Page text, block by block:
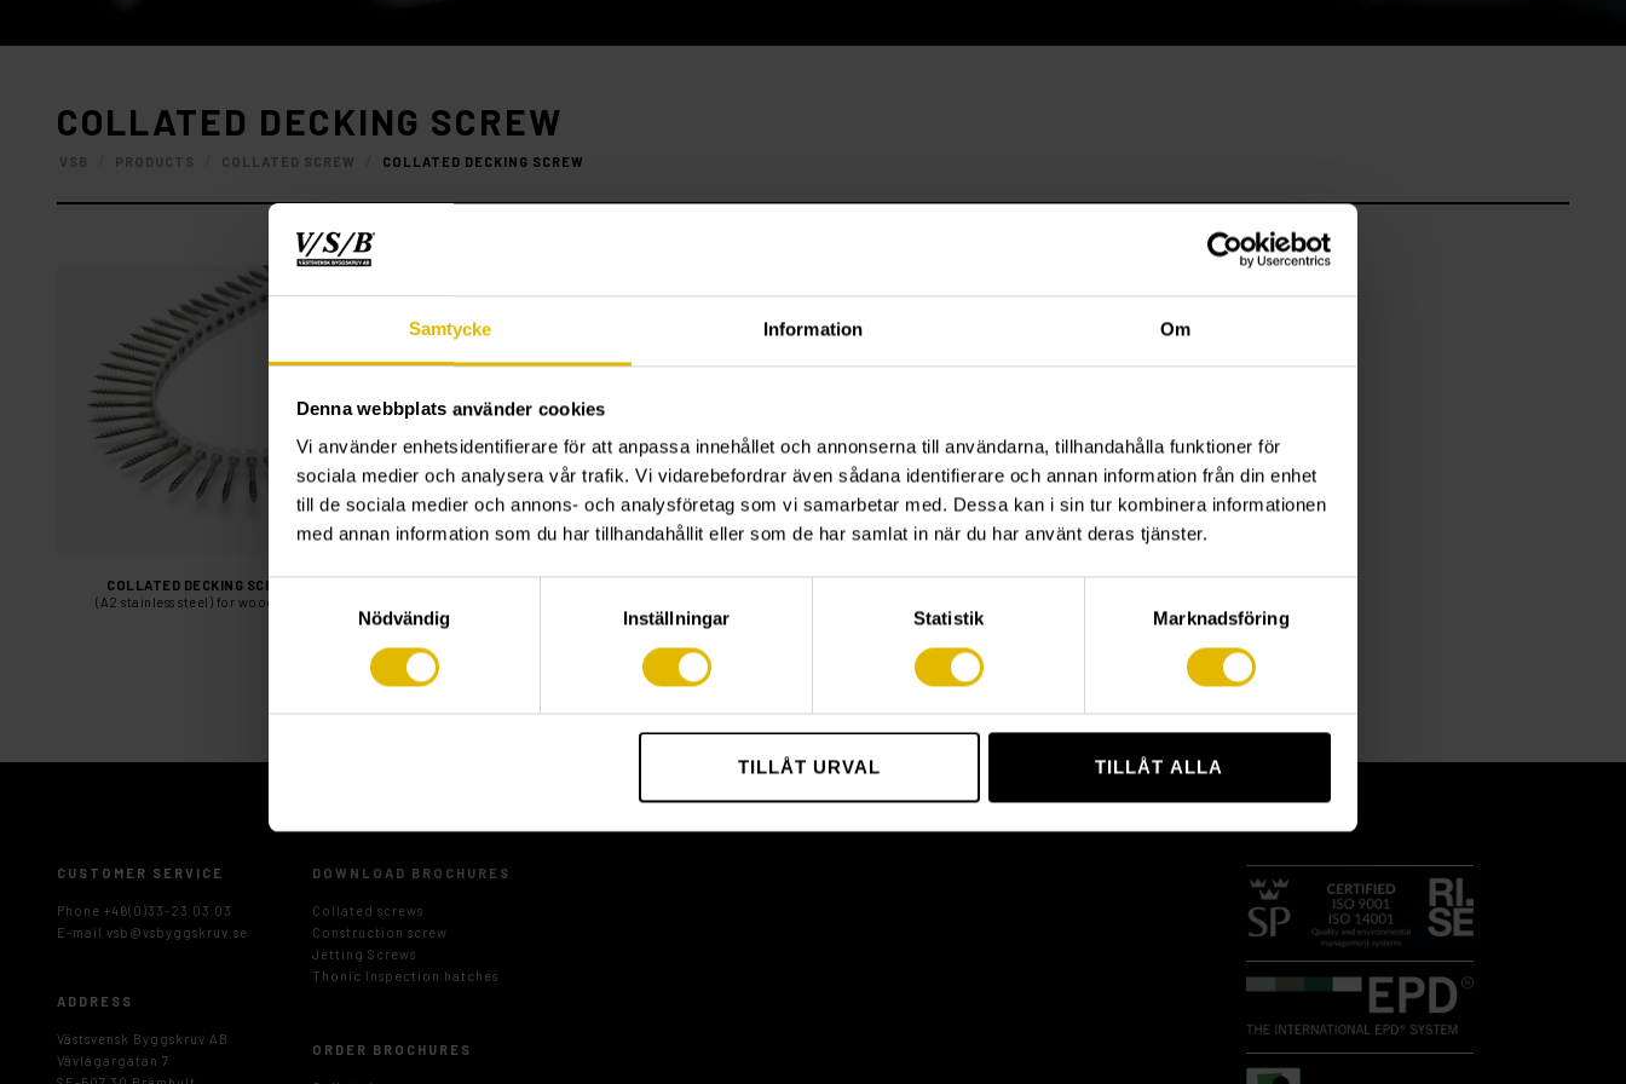
Samtycke Information Om
Denna webbplats använder cookies
Vi använder enhetsidentifierare för att anpassa innehållet och annonserna till användarna, tillhandahålla funktioner för
sociala medier och analysera vår trafik. Vi vidarebefordrar även sådana identifierare och annan information från din enhet
till de sociala medier och annons- och analysföretag som vi samarbetar med. Dessa kan i sin tur kombinera informationen
med annan information som du har tillhandahållit eller som de har samlat in när du har använt deras tjänster.
Samtyckesval
Nödvändig
Inställningar Statistik Marknadsföring
TILLÅT URVAL TILLÅT ALLA
COLLATED DECKING SCREW
VSB PRODUCTS COLLATED SCREW COLLATED DECKING SCREW
COLLATED DECKING SCREW
(A2 stainless steel) for wood stud
CUSTOMER SERVICE
Phone +46(0)33-23 03 03
E-mail vsb@vsbyggskruv.se
DOWNLOAD BROCHURES
Collated screws
Construction screw
Jetting Screws
Thonic Inspection hatches
ADDRESS
Västsvensk Byggskruv AB
Vävlagargatan 7
ORDER BROCHURES